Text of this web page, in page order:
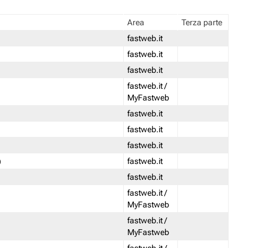
Area
Terza parte
fastweb.it
fastweb.it
fastweb.it
fastweb.it /
MyFastweb
fastweb.it
fastweb.it
fastweb.it
fastweb.it
fastweb.it
fastweb.it /
MyFastweb
fastweb.it /
MyFastweb